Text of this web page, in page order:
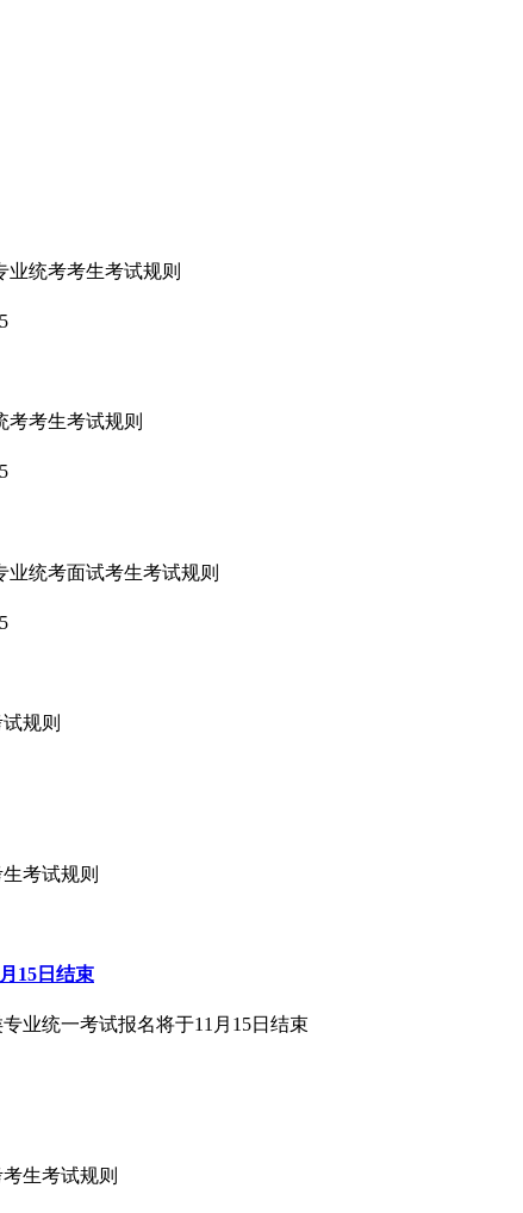
业统考考生考试规则
考考生考试规则
业统考面试考生考试规则
规则
考试规则
15日结束
业统一考试报名将于11月15日结束
生考试规则